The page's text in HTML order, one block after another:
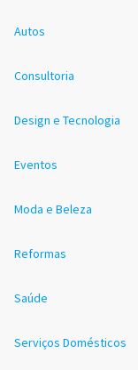
Autos
Consultoria
Design e Tecnologia
Eventos
Moda e Beleza
Reformas
Saúde
Serviços Domésticos